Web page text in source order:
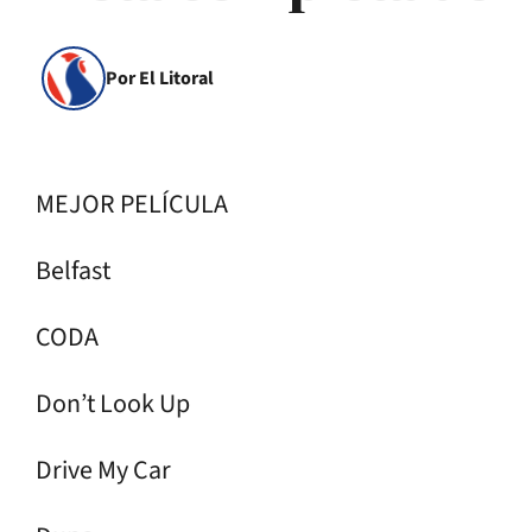
Por El Litoral
MEJOR PELÍCULA
Belfast
CODA
Don’t Look Up
Drive My Car